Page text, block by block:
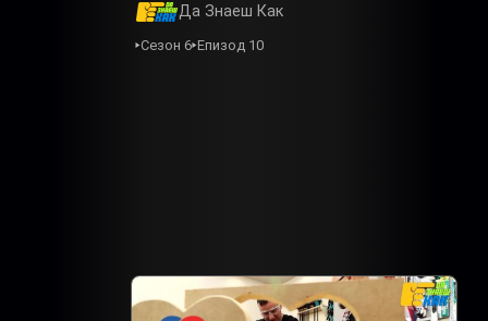
Да Знаеш Как
Сезон 6 Епизод 10